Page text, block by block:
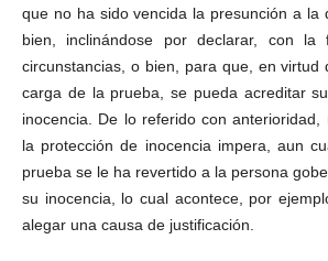
que no ha sido vencida la presunción a la
bien, inclinándose por declarar, con la
circunstancias, o bien, para que, en virtud
carga de la prueba, se pueda acreditar
inocencia. De lo referido con anterioridad,
la protección de inocencia impera, aun
prueba se le ha revertido a la persona
su inocencia, lo cual acontece, por
alegar una causa de justificación.